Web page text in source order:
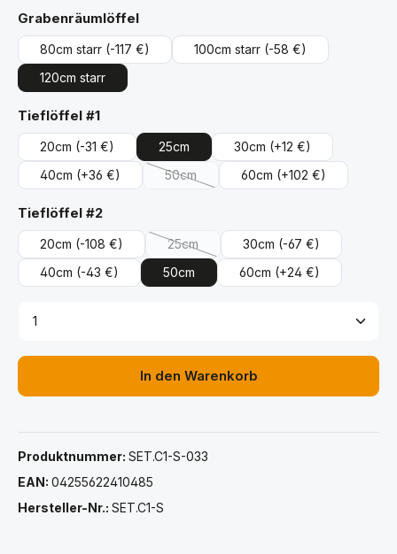
Grabenräumlöffelauswählen
80cm starr (-117 €) 100cm starr (-58 €)
120cm starr
Tieflöffel #1auswählen
20cm (-31 €) 25cm 30cm (+12 €)
40cm (+36 €) 50cm
(Diese Option ist zurzeit nicht verfügbar.)
60cm (+102 €)
Tieflöffel #2auswählen
20cm (-108 €) 25cm
(Diese Option ist zurzeit nicht verfügbar.)
30cm (-67 €)
40cm (-43 €) 50cm 60cm (+24 €)
Produkt Anzahl: Gib den gewünschten Wert ein
In den Warenkorb
Produktnummer: SET.C1-S-033
EAN: 04255622410485
Hersteller-Nr.: SET.C1-S